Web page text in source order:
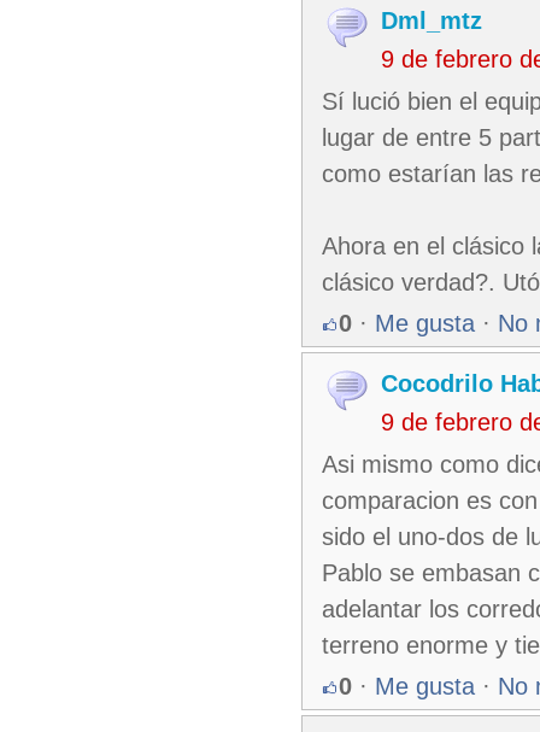
Dml_mtz
9 de febrero
Sí lució bien el
lugar de entre 5
como estarían las
Ahora en el clásico
clásico verdad?.
0 · Me gusta · No
Cocodrilo
9 de febrero
Asi mismo como
comparacion es
sido el uno-dos de
Pablo se embasan
adelantar los
terreno enorme y
0 · Me gusta · No